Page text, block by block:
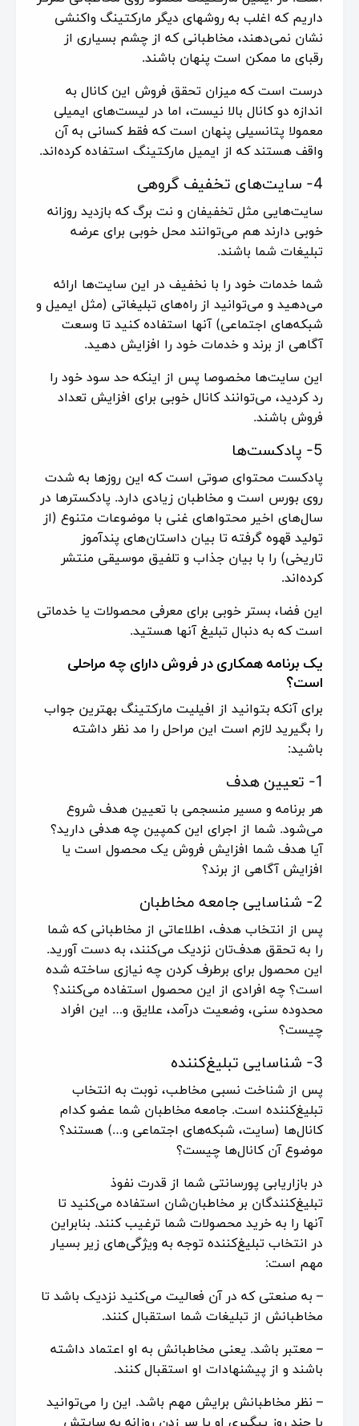
داریم که اغلب به روشهای دیگر مارکتینگ واکنشی
نشان نمی‌دهند، مخاطبانی که از چشم بسیاری از
رقبای ما ممکن است پنهان باشند.
درست است که میزان تحقق فروش این کانال به
اندازه دو کانال بالا نیست، اما در لیست‌های ایمیلی
معمولا پتانسیلی پنهان است که فقط کسانی به آن
واقف هستند که از ایمیل مارکتینگ استفاده کرده‌‌اند.
4- سایت‌های تخفیف گروهی
سایت‌هایی مثل تخفیفان و نت برگ که بازدید روزانه
خوبی دارند هم می‌توانند محل خوبی برای عرضه
تبلیغات شما باشند.
شما خدمات خود را با نخفیف در این سایت‌ها ارائه
می‌دهید و می‌توانید از راه‌های تبلیغاتی (مثل ایمیل و
شبکه‌های اجتماعی) آنها استفاده کنید تا وسعت
آگاهی از برند و خدمات خود را افزایش دهید.
این سایت‌ها مخصوصا پس از اینکه حد سود خود را
رد کردید، می‌توانند کانال خوبی برای افزایش تعداد
فروش باشند.
5- پادکست‌ها
پادکست محتوای صوتی است که این روزها به شدت
روی بورس است و مخاطبان زیادی دارد. پادکسترها در
سال‌های اخیر محتواهای غنی با موضوعات متنوع (از
تولید قهوه گرفته تا بیان داستان‌های پندآموز
تاریخی) را با بیان جذاب و تلفیق موسیقی منتشر
کرده‌اند.
این فضا، بستر خوبی برای معرفی محصولات یا خدماتی
است که به دنبال تبلیغ آنها هستید.
یک برنامه همکاری در فروش دارای چه مراحلی
است؟
برای آنکه بتوانید از افیلیت مارکتینگ بهترین جواب
را بگیرید لازم است این مراحل را مد نظر داشته
باشید:
1- تعیین هدف
هر برنامه و مسیر منسجمی با تعیین هدف شروع
می‌شود. شما از اجرای این کمپین چه هدفی دارید؟
آیا هدف شما افزایش فروش یک محصول است یا
افزایش آگاهی از برند؟
2- شناسایی جامعه مخاطبان
پس از انتخاب هدف، اطلاعاتی از مخاطبانی که شما
را به تحقق هدف‌تان نزدیک می‌کنند، به دست آورید.
این محصول برای برطرف کردن چه نیازی ساخته شده
است؟ چه افرادی از این محصول استفاده می‌کنند؟
محدوده سنی، وضعیت درآمد، علایق و… این افراد
چیست؟
3- شناسایی تبلیغ‌کننده
پس از شناخت نسبی مخاطب، نوبت به انتخاب
تبلیغ‌کننده است. جامعه مخاطبان شما عضو کدام
کانال‌ها (سایت، شبکه‌های اجتماعی و…) هستند؟
موضوع آن کانال‌ها چیست؟
در بازاریابی پورسانتی شما از قدرت نفوذ
تبلیغ‌کنندگان بر مخاطبان‌شان استفاده می‌کنید تا
آنها را به خرید محصولات شما ترغیب کنند. بنابراین
در انتخاب تبلیغ‌کننده توجه به ویژگی‌های زیر بسیار
مهم است:
– به صنعتی که در آن فعالیت می‌کنید نزدیک باشد تا
مخاطبانش از تبلیغات شما استقبال کنند.
– معتبر باشد. یعنی مخاطبانش به او اعتماد داشته
باشند و از پیشنهادات او استقبال کنند.
– نظر مخاطبانش برایش مهم باشد. این را می‌توانید
با چند روز پیگیری او یا سر زدن روزانه به سایتش